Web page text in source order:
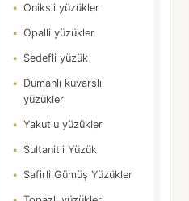
Oniksli yüzükler
Opalli yüzükler
Sedefli yüzük
Dumanlı kuvarslı
yüzükler
Yakutlu yüzükler
Sultanitli Yüzük
Safirli Gümüş Yüzükler